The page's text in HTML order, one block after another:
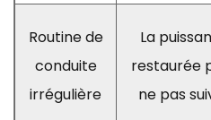
Routine de
conduite
irrégulière
La
restaurée
ne pas